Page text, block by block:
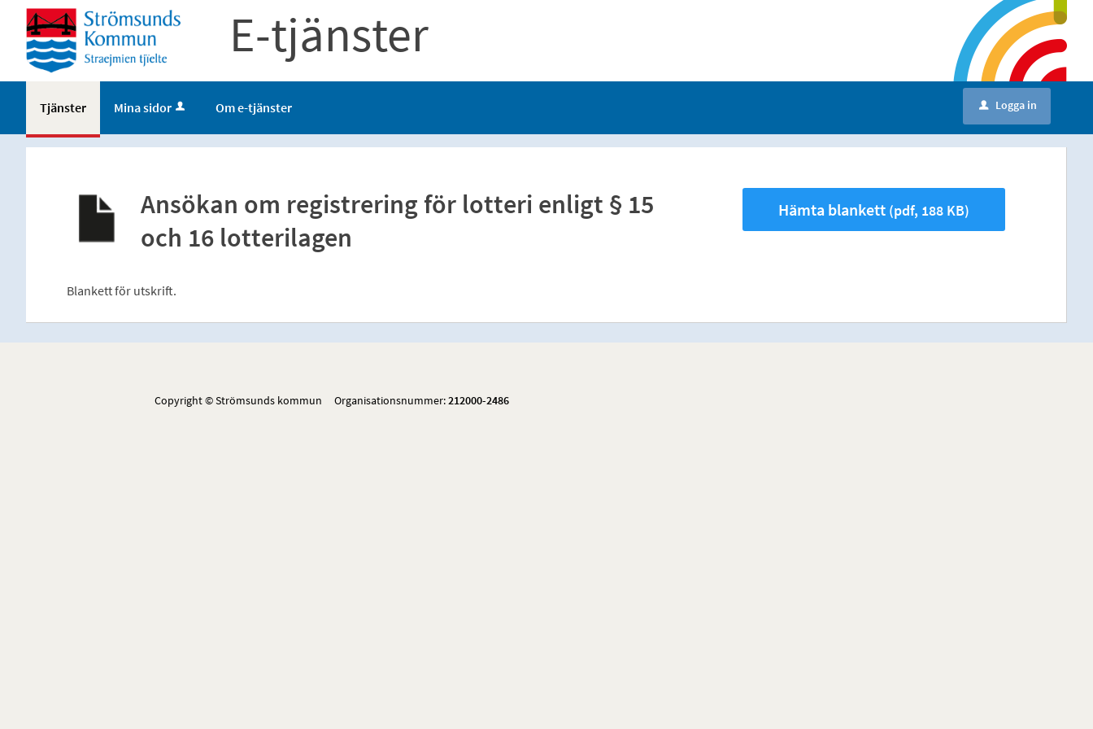
E-tjänster
Tjänster Mina sidor Om e-tjänster u Logga in
Ansökan om registrering för lotteri enligt § 15
och 16 lotterilagen
Blankett för utskrift.
Hämta blankett (pdf, 188 KB)
Copyright © Strömsunds kommun Organisationsnummer:212000-2486